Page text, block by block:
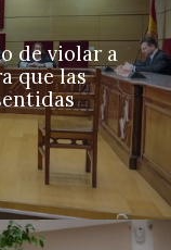
de violar a
que las